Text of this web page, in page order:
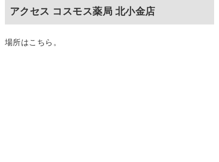
アクセス コスモス薬局 北小金店
場所はこちら。